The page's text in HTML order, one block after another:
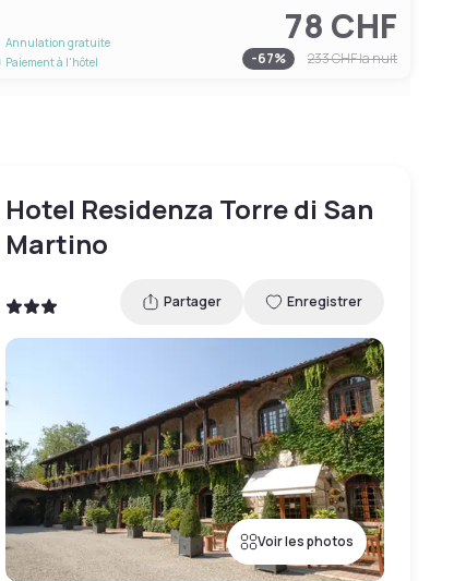
Annulation gratuite
Paiement à l'hôtel
78 CHF
-67% 233 CHFla nuit
Hotel Residenza Torre di San
Martino
Partager Enregistrer
Voir les photos